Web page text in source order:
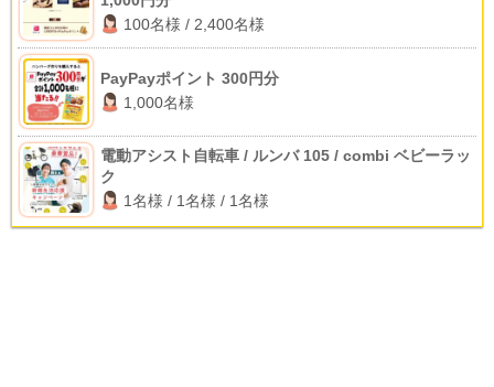
100名様 / 2,400名様
PayPayポイント 300円分
1,000名様
電動アシスト自転車 / ルンバ 105 / combi ベビーラッ
ク
1名様 / 1名様 / 1名様